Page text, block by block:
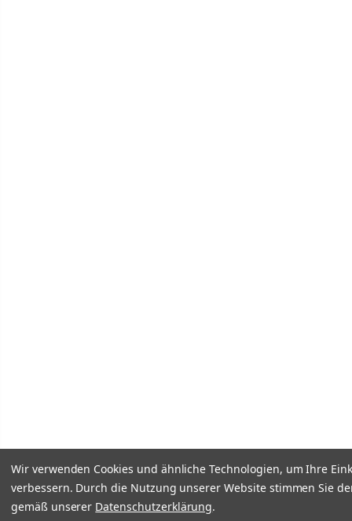
Wir verwenden Cookies und ähnliche Technologien, um Ihre
verbessern. Durch die Nutzung unserer Website stimmen Sie
gemäß unserer Datenschutzerklärung.